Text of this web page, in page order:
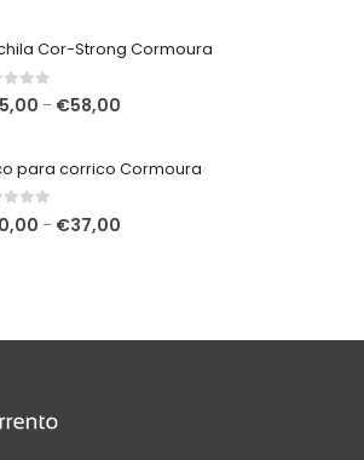
Cor-Strong Cormoura
of 5 – €58,00
through
para corrico Cormoura
of 5 – €37,00